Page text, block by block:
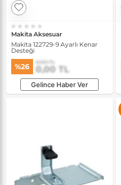
Makita Aksesuar
Makita 122729-9 Ayarlı Kenar
Desteği
%26 0,00 TL
0,00 TL
Gelince Haber Ver